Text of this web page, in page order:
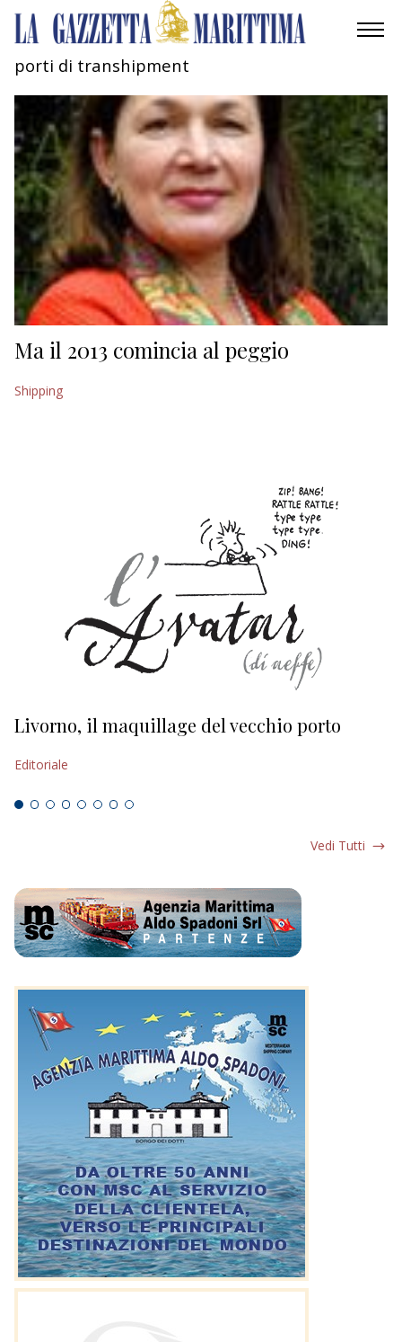
AMBIENTE
MOBILITÀ
INDUSTRIA
RICERCA
ECONOMIA
TURISMO
CULTURA
NAUTICA
porti di transhipment
Ma il 2013 comincia al peggio
Shipping
Livorno, il maquillage del vecchio porto
Editoriale
Vedi Tutti